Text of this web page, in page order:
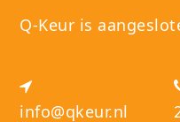
Q-Keur is
info@qkeur.nl